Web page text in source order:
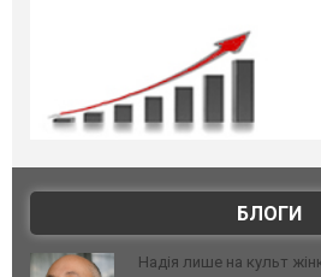
БЛОГИ
Надія лише на культ